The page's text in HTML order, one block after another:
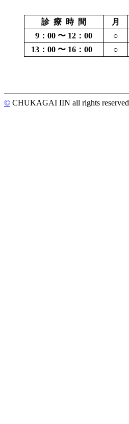
診 療 時 間 月
9：00 〜 12：00
○
13：00 〜 16：00
○
© CHUKAGAI IIN all rights reserved